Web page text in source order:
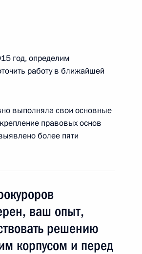
год, определим
работу в ближайшей
выполняла свои основные
правовых основ
более пяти
ваш опыт,
решению
корпусом и перед